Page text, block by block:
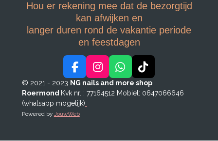
Hou er rekening mee dat de bezorgtijd
kan afwijken en
langer duren rond de vakantie periode
en feestdagen
F
a
c
e
b
I
n
s
W
h
a
T
i
k
© 2021 - 2023 NG nails and more shop
Roermond Kvk nr. : 77164512 Mobiel: 0647066646
(whatsapp mogelijk)
Powered by JouwWeb